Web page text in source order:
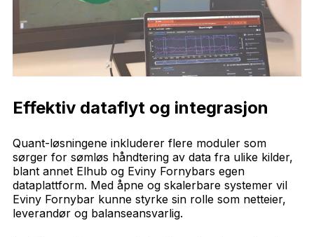
Effektiv dataflyt og integrasjon
Quant-løsningene inkluderer flere moduler som
sørger for sømløs håndtering av data fra ulike kilder,
blant annet Elhub og Eviny Fornybars egen
dataplattform. Med åpne og skalerbare systemer vil
Eviny Fornybar kunne styrke sin rolle som netteier,
leverandør og balanseansvarlig.